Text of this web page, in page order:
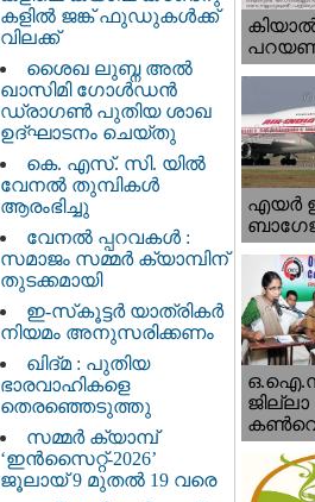
കളിൽ ജങ്ക് ഫുഡുകൾക്ക്
വിലക്ക്
ശൈഖ ലുബ്ന അൽ
ഖാസിമി ഗോൾഡൻ
ഡ്രാഗൺ പുതിയ ശാഖ
ഉദ്ഘാടനം ചെയ്തു
കെ. എസ്. സി. യിൽ
വേനൽ തുമ്പികൾ
ആരംഭിച്ചു
വേനൽ പ്പറവകൾ :
സമാജം സമ്മർ ക്യാമ്പിന്
തുടക്കമായി
ഇ-സ്‌കൂട്ടർ യാത്രികർ
നിയമം അനുസരിക്കണം
ഖിദ്മ : പുതിയ
ഭാരവാഹികളെ
തെരഞ്ഞെടുത്തു
സമ്മർ ക്യാമ്പ്
‘ഇൻസൈറ്റ്-2026’
ജൂലായ് 9 മുതൽ 19 വരെ
എയര്‍
ജില്ലാ